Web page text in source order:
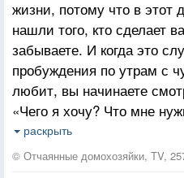
спеши!
Ты мне памятен будешь,
В пробужденьи души.
В этой грустной душе ты
доме.
(В нашем доме, весною...)
Все минуты свои я тобою
жизни, потому что в этот
нашли того, кто сделает
забываете. И когда это
пробуждения по утрам с
любит, вы начинаете
«Чего я хочу? Что мне
ищите и ищите и вроде бы
помогает. А все потому
раскрыть
© Отчаянные домохозяйки, TV,